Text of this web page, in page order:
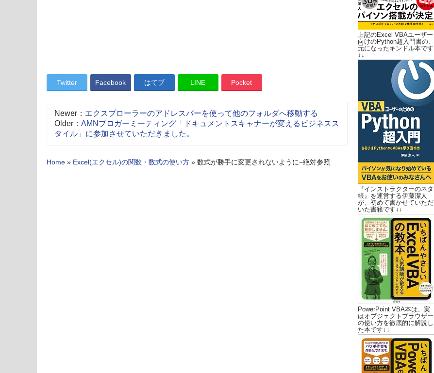
Twitter Facebook はてブ LINE Pocket
Newer： エクスプローラーのアドレスバーを使って他のフォルダへ移動する
Older： AMNブロガーミーティング「ドキュメントスキャナーが変えるビジネスス
タイル」に参加させていただきました。
Home » Excel(エクセル)の関数・数式の使い方 » 数式が勝手に変更されないように−絶対参照
上記のExcel VBAユーザー
向けのPython超入門書の、
元になったキンドル本です
↓↓
『インストラクターのネタ
帳』を運営する伊藤潔人
が、初めて書かせていただ
いた書籍です↓↓
PowerPoint VBA本は、実
はオブジェクトブラウザー
の使い方を徹底的に解説し
た本です↓↓